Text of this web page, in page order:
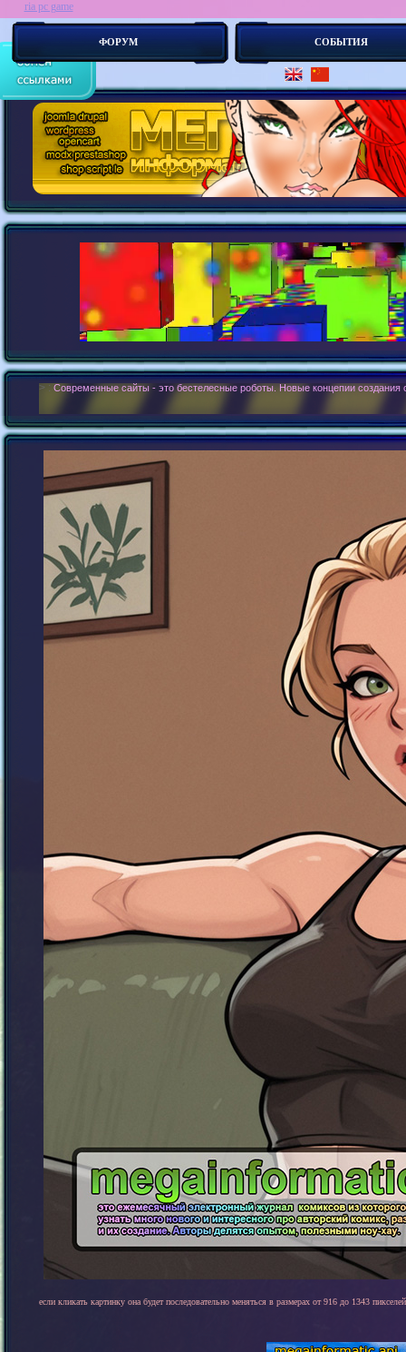
ФОРУМ СОБЫТИЯ
ria pc game
> : Современные сайты - это бестелесные роботы. Новые концепии создания
если кликать картинку она будет последовательно меняться в размерах от 916 до 1343